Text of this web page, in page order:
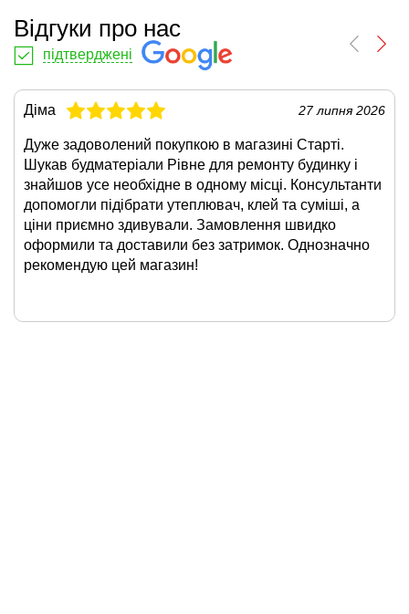
Відгуки про нас
підтверджені
Діма 27 липня 2026
Дуже задоволений покупкою в магазині Старті.
Шукав будматеріали Рівне для ремонту будинку і
знайшов усе необхідне в одному місці. Консультанти
допомогли підібрати утеплювач, клей та суміші, а
ціни приємно здивували. Замовлення швидко
оформили та доставили без затримок. Однозначно
рекомендую цей магазин!